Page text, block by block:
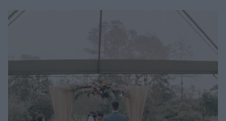
Beauty News
Υγεία + Διατροφή
Σχέσεις & Σεξ
Fitness